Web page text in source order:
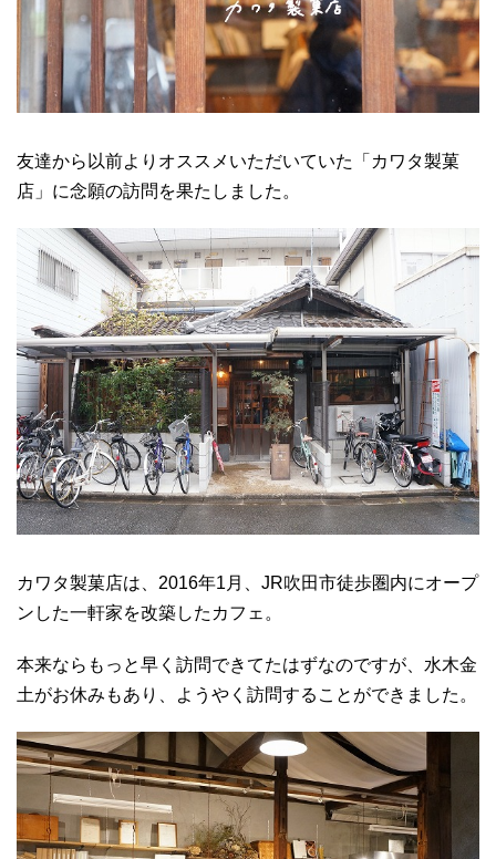
友達から以前よりオススメいただいていた「カワタ製菓
店」に念願の訪問を果たしました。
カワタ製菓店は、2016年1月、JR吹田市徒歩圏内にオープ
ンした一軒家を改築したカフェ。
本来ならもっと早く訪問できてたはずなのですが、水木金
土がお休みもあり、ようやく訪問することができました。